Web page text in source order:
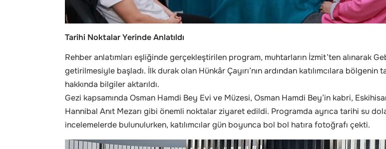
Tarihi Noktalar Yerinde Anlatıldı
Rehber anlatımları eşliğinde gerçekleştirilen program, muhtarların İzmit’ten alınarak
getirilmesiyle başladı. İlk durak olan Hünkâr Çayırı’nın ardından katılımcılara bölgenin
hakkında bilgiler aktarıldı.
Gezi kapsamında Osman Hamdi Bey Evi ve Müzesi, Osman Hamdi Bey’in kabri,
Hannibal Anıt Mezarı gibi önemli noktalar ziyaret edildi. Programda ayrıca tarihi su
incelemelerde bulunulurken, katılımcılar gün boyunca bol bol hatıra fotoğrafı çekti.